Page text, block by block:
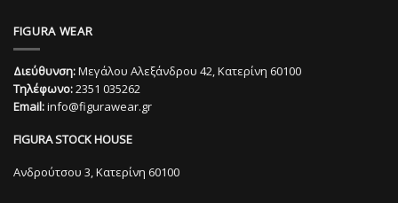
παραλλαγές.
Οι
επιλογές
μπορούν
επιλεγούν
Οι
FIGURA WEAR
Διεύθυνση:Μεγάλου Αλεξάνδρου 42, Κατερίνη 60100
Τηλέφωνο:2351 035262
Email:info@figurawear.gr
FIGURA STOCK HOUSE
Ανδρούτσου 3, Κατερίνη 60100